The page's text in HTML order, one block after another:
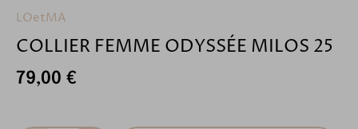
LOetMA
COLLIER FEMME ODYSSÉE MILOS 25
79,00 €